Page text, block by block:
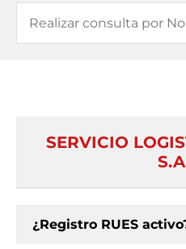
SERVICIO
¿Registro RUES